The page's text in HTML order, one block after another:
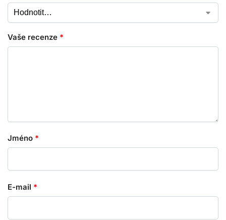
Vaše recenze *
Jméno *
E-mail *